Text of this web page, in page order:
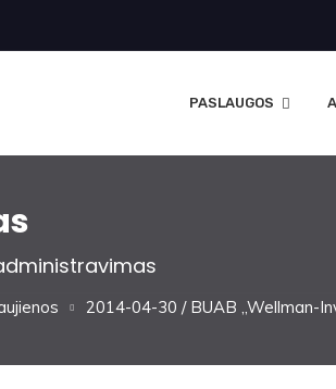
PASLAUGOS
2014-04-30 / BUAB „Wellman-